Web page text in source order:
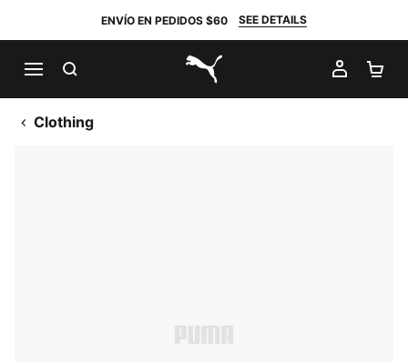
ENVÍO EN PEDIDOS $60 SEE DETAILS
PUMA.com
MI
Clothing